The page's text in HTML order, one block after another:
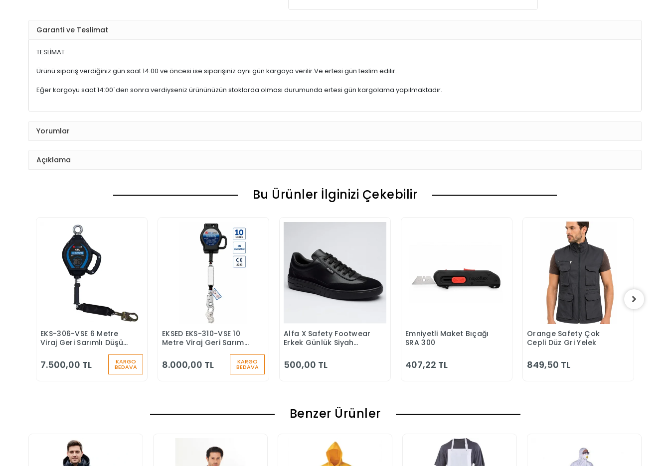
Garanti ve Teslimat
TESLİMAT
Ürünü sipariş verdiğiniz gün saat 14:00 ve öncesi ise siparişiniz aynı gün kargoya verilir.Ve ertesi gün teslim edilir.
Eğer kargoyu saat 14:00`den sonra verdiyseniz ürününüzün stoklarda olması durumunda ertesi gün kargolama yapılmaktadır.
Yorumlar
Açıklama
Bu Ürünler İlginizi Çekebilir
Sepete Ekle
EKS-306-VSE 6 Metre
Viraj Geri Sarımlı Düşüş
Kenar
7.500,00 TL KARGO
BEDAVA
Sepete Ekle
EKSED EKS-310-VSE 10
Metre Viraj Geri Sarımlı
8.000,00 TL KARGO
BEDAVA
Sepete Ekle
Alfa X Safety Footwear
Erkek Günlük Siyah
500,00 TL
Sepete Ekle
Emniyetli Maket Bıçağı
SRA 300
407,22 TL
Sepete Ekle
Orange Safety Çok
Cepli Düz Gri Yelek
849,50 TL
Benzer Ürünler